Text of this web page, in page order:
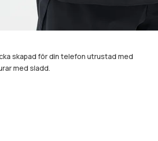
skapad för din telefon utrustad med
med sladd.